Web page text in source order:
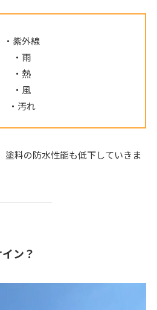
・紫外線
・雨
・熱
・風
・汚れ
塗料の防水性能も低下していきま
ン？